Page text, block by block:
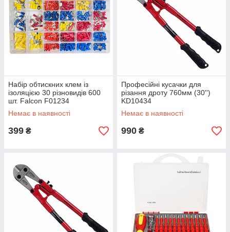
Набір обтискних клем із
ізоляцією 30 різновидів 600
шт. Falcon F01234
Немає в наявності
399 ₴
Професійні кусачки для
різання дроту 760мм (30'')
KD10434
Немає в наявності
990 ₴